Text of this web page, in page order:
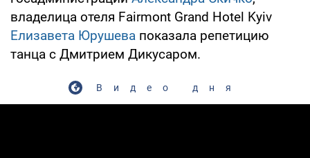
владелица отеля Fairmont Grand Hotel Kyiv
Елизавета Юрушева показала репетицию
танца с Дмитрием Дикусаром.
Видео дня